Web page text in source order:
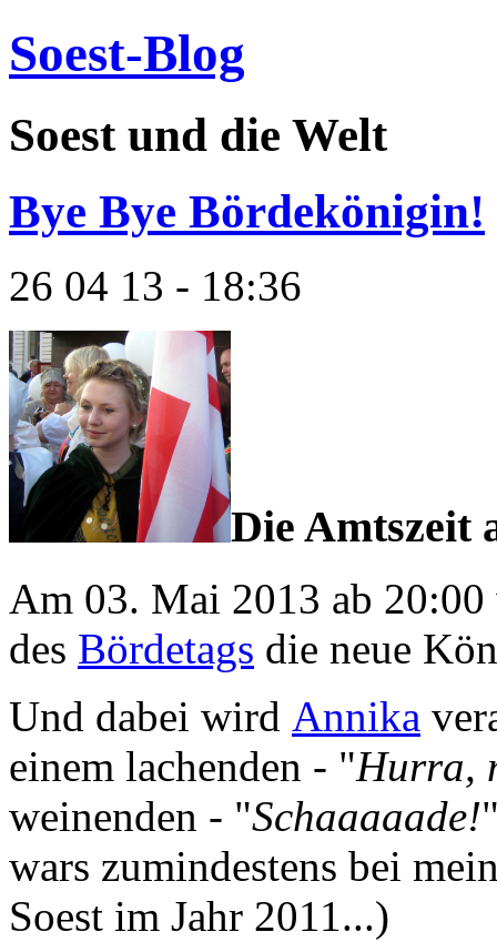
Soest-Blog
Soest und die Welt
Bye Bye Bördekönigin!
26 04 13 - 18:36
Die Amtszeit
Am 03. Mai 2013 ab
des Bördetags die neue
Und dabei wird Annika
einem lachenden - "Hurra,
weinenden - "Schaaaaade!
wars zumindestens bei
Soest im Jahr 2011...)